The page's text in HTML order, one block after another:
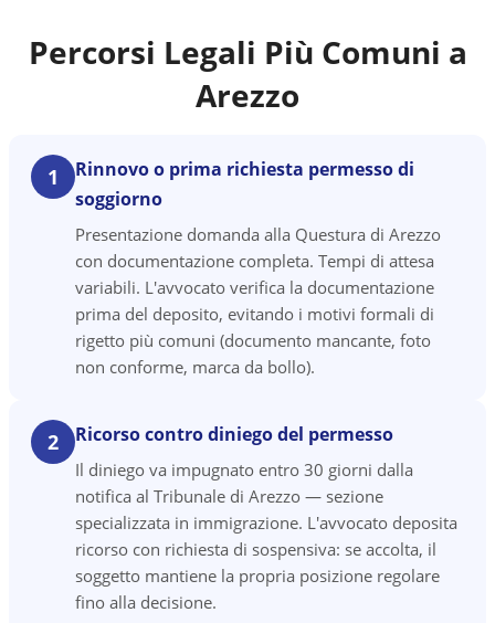
Percorsi Legali Più Comuni a
Arezzo
1
Rinnovo o prima richiesta permesso di
soggiorno
Presentazione domanda alla Questura di Arezzo
con documentazione completa. Tempi di attesa
variabili. L'avvocato verifica la documentazione
prima del deposito, evitando i motivi formali di
rigetto più comuni (documento mancante, foto
non conforme, marca da bollo).
2 Ricorso contro diniego del permesso
Il diniego va impugnato entro 30 giorni dalla
notifica al Tribunale di Arezzo — sezione
specializzata in immigrazione. L'avvocato deposita
ricorso con richiesta di sospensiva: se accolta, il
soggetto mantiene la propria posizione regolare
fino alla decisione.